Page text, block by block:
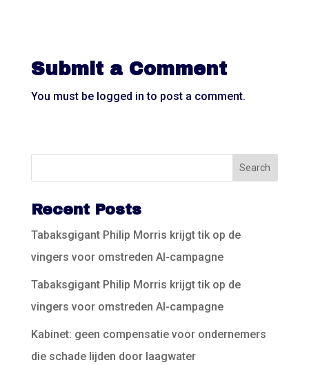
Submit a Comment
You must be logged in to post a comment.
Recent Posts
Tabaksgigant Philip Morris krijgt tik op de
vingers voor omstreden AI-campagne
Tabaksgigant Philip Morris krijgt tik op de
vingers voor omstreden AI-campagne
Kabinet: geen compensatie voor ondernemers
die schade lijden door laagwater